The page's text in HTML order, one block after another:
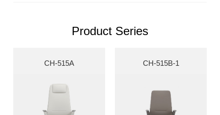
Product Series
CH-515A CH-515B-1